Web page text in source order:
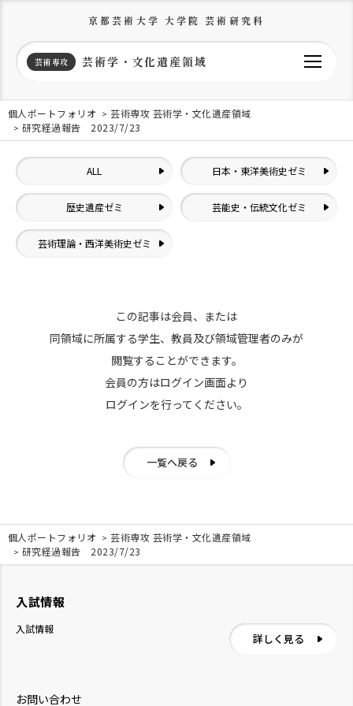
京都芸術大学 大学院 芸術研究科
芸術専攻 芸術学・文化遺産領域
個人ポートフォリオ
芸術専攻 芸術学・文化遺産領域
研究経過報告 2023/7/23
ALL 日本・東洋美術史ゼミ
歴史遺産ゼミ 芸能史・伝統文化ゼミ
芸術理論・西洋美術史ゼミ
この記事は会員、または
同領域に所属する学生、教員及び領域管理者のみが
閲覧することができます。
会員の方はログイン画面より
ログインを行ってください。
一覧へ戻る
個人ポートフォリオ
芸術専攻 芸術学・文化遺産領域
研究経過報告 2023/7/23
お問い合わせ
入試情報
入試情報
詳しく見る